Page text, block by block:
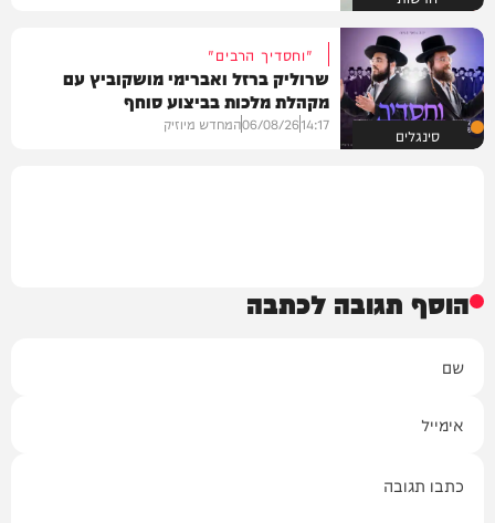
סינגלים
"וחסדיך הרבים"
שרוליק ברזל ואברימי מושקוביץ עם
מקהלת מלכות בביצוע סוחף
14:17
06/08/26המחדש מיוזיק
הוסף תגובה לכתבה